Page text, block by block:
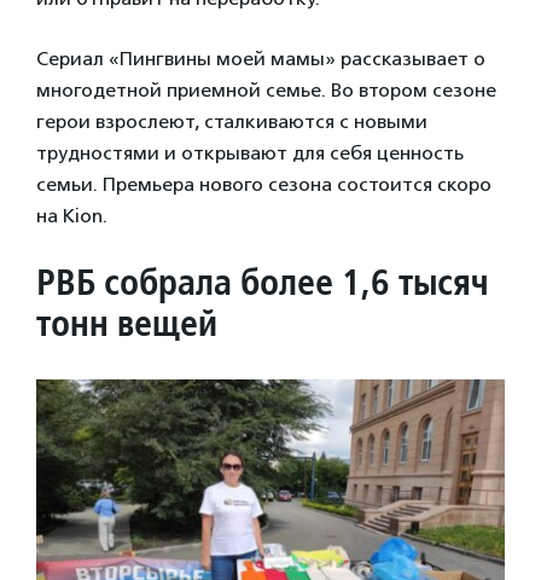
Сериал «Пингвины моей мамы» рассказывает о
многодетной приемной семье. Во втором сезоне
герои взрослеют, сталкиваются с новыми
трудностями и открывают для себя ценность
семьи. Премьера нового сезона состоится скоро
на Kion.
РВБ собрала более 1,6 тысяч
тонн вещей